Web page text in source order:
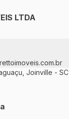
sempre
sobre casas,
produtos
LTDA
Joinville -